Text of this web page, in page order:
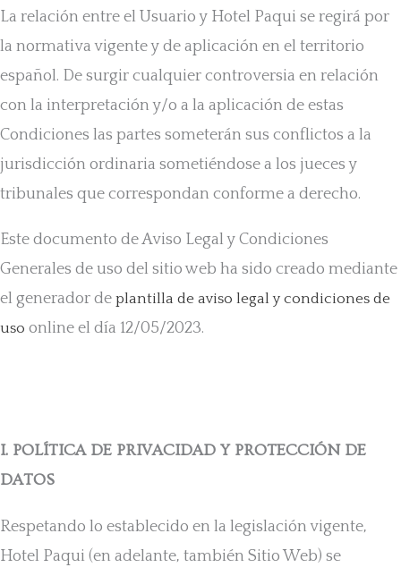
La relación entre el Usuario y Hotel Paqui se regirá por
la normativa vigente y de aplicación en el territorio
español. De surgir cualquier controversia en relación
con la interpretación y/o a la aplicación de estas
Condiciones las partes someterán sus conflictos a la
jurisdicción ordinaria sometiéndose a los jueces y
tribunales que correspondan conforme a derecho.
Este documento de Aviso Legal y Condiciones
Generales de uso del sitio web ha sido creado mediante
el generador de plantilla de aviso legal y condiciones de
uso online el día 12/05/2023.
I. POLÍTICA DE PRIVACIDAD Y PROTECCIÓN DE
DATOS
Respetando lo establecido en la legislación vigente,
Hotel Paqui (en adelante, también Sitio Web) se